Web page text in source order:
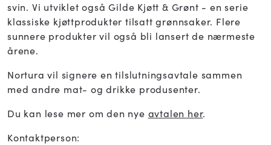
svin. Vi utviklet også Gilde Kjøtt & Grønt - en serie
klassiske kjøttprodukter tilsatt grønnsaker. Flere
sunnere produkter vil også bli lansert de nærmeste
årene.
Nortura vil signere en tilslutningsavtale sammen
med andre mat- og drikke produsenter.
Du kan lese mer om den nye avtalen her.
Kontaktperson: